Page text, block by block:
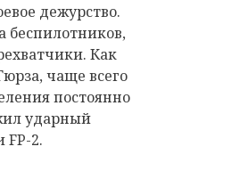
дежурство.
Как
чаще всего
постоянно
ударный
FP-2.